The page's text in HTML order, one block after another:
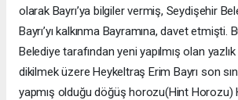
olarak Bayrı’ya bilgiler vermiş, Seydişehir
Bayrı’yı kalkınma Bayramına, davet etmişti.
Belediye tarafından yeni yapılmış olan
dikilmek üzere Heykeltraş Erim Bayrı son
yapmış olduğu döğüş horozu(Hint Horozu)